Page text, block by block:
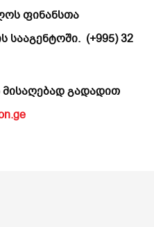
ფინანსთა
სააგენტოში. (+995) 32
გადადით